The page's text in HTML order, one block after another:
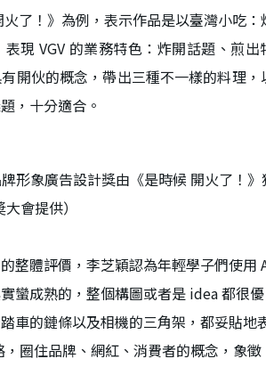
了！》為例，表示作品是以臺灣小吃：
現 VGV 的業務特色：炸開話題、煎出
開伙的概念，帶出三種不一樣的料理，
，十分適合。
牌形象廣告設計獎由《是時候 開火了！》
會提供）
整體評價，李芝穎認為年輕學子們使用
蠻成熟的，整個構圖或者是 idea 都很優
車的鏈條以及相機的三角架，都妥貼地
，圈住品牌、網紅、消費者的概念，象徵